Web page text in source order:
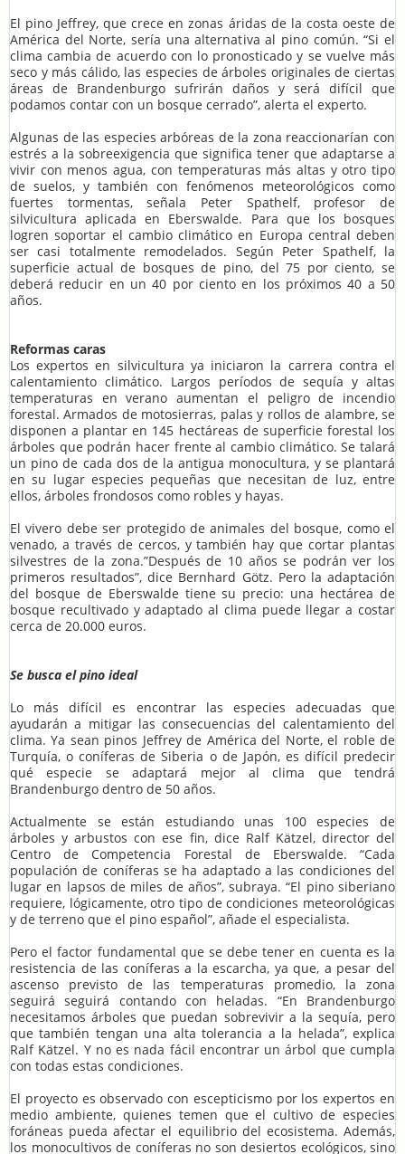
El pino Jeffrey, que crece en zonas áridas de la costa oeste de
América del Norte, sería una alternativa al pino común. “Si el
clima cambia de acuerdo con lo pronosticado y se vuelve más
seco y más cálido, las especies de árboles originales de ciertas
áreas de Brandenburgo sufrirán daños y será difícil que
podamos contar con un bosque cerrado”, alerta el experto.
Algunas de las especies arbóreas de la zona reaccionarían con
estrés a la sobreexigencia que significa tener que adaptarse a
vivir con menos agua, con temperaturas más altas y otro tipo
de suelos, y también con fenómenos meteorológicos como
fuertes tormentas, señala Peter Spathelf, profesor de
silvicultura aplicada en Eberswalde. Para que los bosques
logren soportar el cambio climático en Europa central deben
ser casi totalmente remodelados. Según Peter Spathelf, la
superficie actual de bosques de pino, del 75 por ciento, se
deberá reducir en un 40 por ciento en los próximos 40 a 50
años.
Reformas caras
Los expertos en silvicultura ya iniciaron la carrera contra el
calentamiento climático. Largos períodos de sequía y altas
temperaturas en verano aumentan el peligro de incendio
forestal. Armados de motosierras, palas y rollos de alambre, se
disponen a plantar en 145 hectáreas de superficie forestal los
árboles que podrán hacer frente al cambio climático. Se talará
un pino de cada dos de la antigua monocultura, y se plantará
en su lugar especies pequeñas que necesitan de luz, entre
ellos, árboles frondosos como robles y hayas.
El vivero debe ser protegido de animales del bosque, como el
venado, a través de cercos, y también hay que cortar plantas
silvestres de la zona.”Después de 10 años se podrán ver los
primeros resultados”, dice Bernhard Götz. Pero la adaptación
del bosque de Eberswalde tiene su precio: una hectárea de
bosque recultivado y adaptado al clima puede llegar a costar
cerca de 20.000 euros.
Se busca el pino ideal
Lo más difícil es encontrar las especies adecuadas que
ayudarán a mitigar las consecuencias del calentamiento del
clima. Ya sean pinos Jeffrey de América del Norte, el roble de
Turquía, o coníferas de Siberia o de Japón, es difícil predecir
qué especie se adaptará mejor al clima que tendrá
Brandenburgo dentro de 50 años.
Actualmente se están estudiando unas 100 especies de
árboles y arbustos con ese fin, dice Ralf Kätzel, director del
Centro de Competencia Forestal de Eberswalde. “Cada
populación de coníferas se ha adaptado a las condiciones del
lugar en lapsos de miles de años”, subraya. “El pino siberiano
requiere, lógicamente, otro tipo de condiciones meteorológicas
y de terreno que el pino español”, añade el especialista.
Pero el factor fundamental que se debe tener en cuenta es la
resistencia de las coníferas a la escarcha, ya que, a pesar del
ascenso previsto de las temperaturas promedio, la zona
seguirá seguirá contando con heladas. “En Brandenburgo
necesitamos árboles que puedan sobrevivir a la sequía, pero
que también tengan una alta tolerancia a la helada”, explica
Ralf Kätzel. Y no es nada fácil encontrar un árbol que cumpla
con todas estas condiciones.
El proyecto es observado con escepticismo por los expertos en
medio ambiente, quienes temen que el cultivo de especies
foráneas pueda afectar el equilibrio del ecosistema. Además,
los monocultivos de coníferas no son desiertos ecológicos, sino